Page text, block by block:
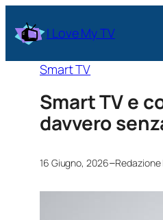
I Love My TV
Smart TV
Smart TV e
davvero
16 Giugno, 2026–Redazione